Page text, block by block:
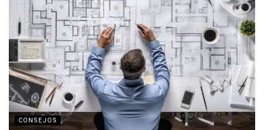
CONSEJOS